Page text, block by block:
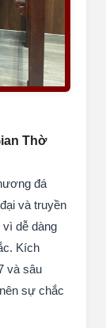
Thờ
đá
và truyền
dễ dàng
Kích
và sâu
sự chắc